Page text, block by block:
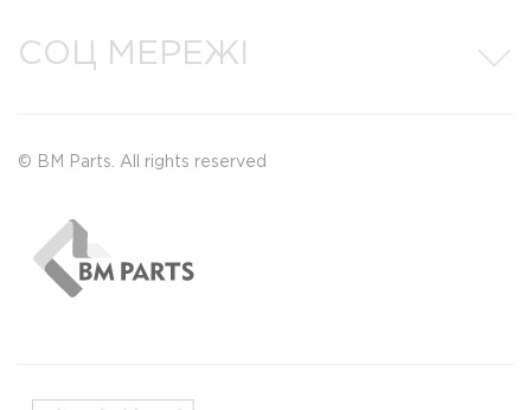
© BM Parts. All rights reserved
СОЦ МЕРЕЖІ